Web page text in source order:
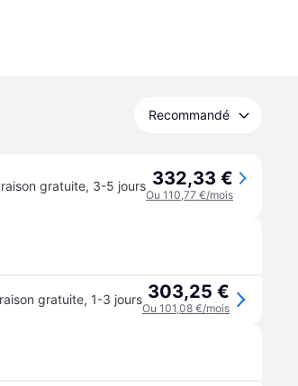
Recommandé
gratuite, 3-5 jours 332,33 €
Ou 110,77 €/mois
gratuite, 1-3 jours 303,25 €
Ou 101,08 €/mois